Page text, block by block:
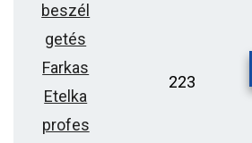
beszél
getés
Farkas
Etelka
profes
223